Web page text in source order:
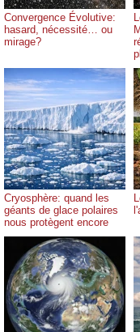
Convergence Évolutive:
hasard, nécessité… ou
mirage?
Cryosphère: quand les
géants de glace polaires
nous protègent encore